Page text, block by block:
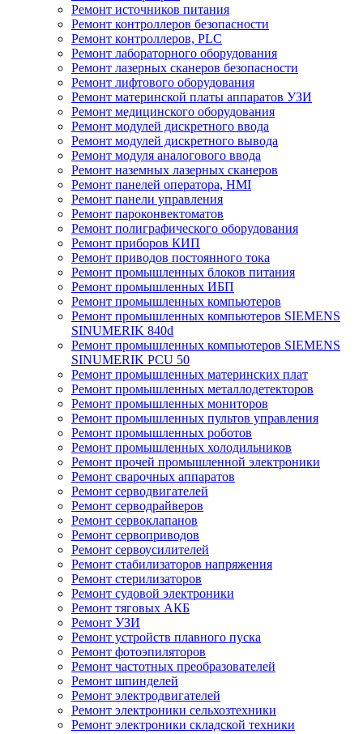
Ремонт источников питания
Ремонт контроллеров безопасности
Ремонт контроллеров, PLC
Ремонт лабораторного оборудования
Ремонт лазерных сканеров безопасности
Ремонт лифтового оборудования
Ремонт материнской платы аппаратов УЗИ
Ремонт медицинского оборудования
Ремонт модулей дискретного ввода
Ремонт модулей дискретного вывода
Ремонт модуля аналогового ввода
Ремонт наземных лазерных сканеров
Ремонт панелей оператора, HMI
Ремонт панели управления
Ремонт пароконвектоматов
Ремонт полиграфического оборудования
Ремонт приборов КИП
Ремонт приводов постоянного тока
Ремонт промышленных блоков питания
Ремонт промышленных ИБП
Ремонт промышленных компьютеров
Ремонт промышленных компьютеров SIEMENS
SINUMERIK 840d
Ремонт промышленных компьютеров SIEMENS
SINUMERIK PCU 50
Ремонт промышленных материнских плат
Ремонт промышленных металлодетекторов
Ремонт промышленных мониторов
Ремонт промышленных пультов управления
Ремонт промышленных роботов
Ремонт промышленных холодильников
Ремонт прочей промышленной электроники
Ремонт сварочных аппаратов
Ремонт серводвигателей
Ремонт серводрайверов
Ремонт сервоклапанов
Ремонт сервоприводов
Ремонт сервоусилителей
Ремонт стабилизаторов напряжения
Ремонт стерилизаторов
Ремонт судовой электроники
Ремонт тяговых АКБ
Ремонт УЗИ
Ремонт устройств плавного пуска
Ремонт фотоэпиляторов
Ремонт частотных преобразователей
Ремонт шпинделей
Ремонт электродвигателей
Ремонт электроники сельхозтехники
Ремонт электроники складской техники